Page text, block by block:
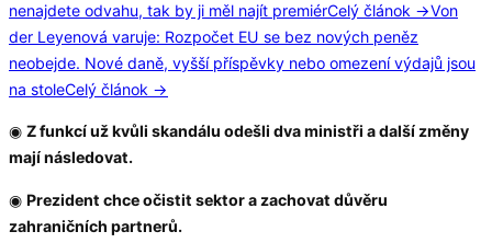
nenajdete odvahu, tak by ji měl najít premiérCelý článok →Von
der Leyenová varuje: Rozpočet EU se bez nových peněz
neobejde. Nové daně, vyšší příspěvky nebo omezení výdajů jsou
na stoleCelý článok →
◉ Z funkcí už kvůli skandálu odešli dva ministři a další změny
mají následovat.
◉ Prezident chce očistit sektor a zachovat důvěru
zahraničních partnerů.